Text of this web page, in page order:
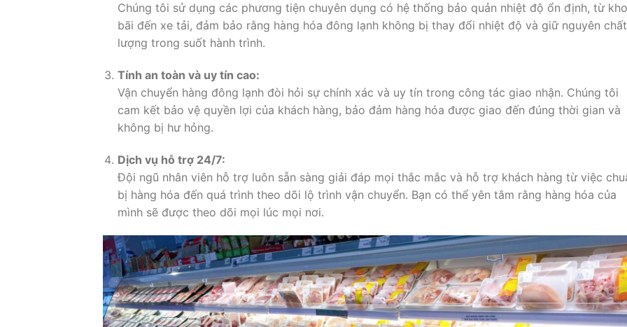
Chúng tôi sử dụng các phương tiện chuyên dụng có hệ thống bảo quản nhiệt độ ổn định, từ kho
bãi đến xe tải, đảm bảo rằng hàng hóa đông lạnh không bị thay đổi nhiệt độ và giữ nguyên chất
lượng trong suốt hành trình.
Tính an toàn và uy tín cao:
Vận chuyển hàng đông lạnh đòi hỏi sự chính xác và uy tín trong công tác giao nhận. Chúng tôi
cam kết bảo vệ quyền lợi của khách hàng, bảo đảm hàng hóa được giao đến đúng thời gian và
không bị hư hỏng.
Dịch vụ hỗ trợ 24/7:
Đội ngũ nhân viên hỗ trợ luôn sẵn sàng giải đáp mọi thắc mắc và hỗ trợ khách hàng từ việc
bị hàng hóa đến quá trình theo dõi lộ trình vận chuyển. Bạn có thể yên tâm rằng hàng hóa của
mình sẽ được theo dõi mọi lúc mọi nơi.